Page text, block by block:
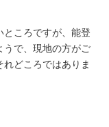
ころですが、能登
で、現地の方がご
どころではありま